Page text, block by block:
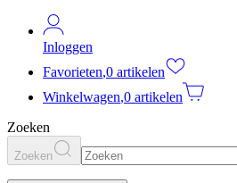
Inloggen
Favorieten,0 artikelen
Winkelwagen,0 artikelen
Zoeken
Zoeken